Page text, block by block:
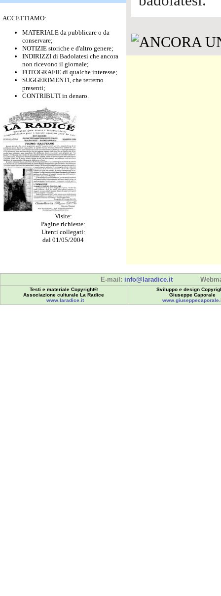
ACCETTIAMO:
MATERIALE da pubblicare o da
conservare;
NOTIZIE storiche e d'altro genere;
INDIRIZZI di Badolatesi che ancora
non ricevono il giornale;
FOTOGRAFIE di qualche interesse;
SUGGERIMENTI, che terremo
presenti;
CONTRIBUTI in denaro.
Visite:
Pagine richieste:
Utenti collegati:
dal 01/05/2004
E-mail: info@laradice.it
Testi e materiale Copyright©
Associazione culturale La Radice
www.laradice.it
Sviluppo e design
Giuseppe Caporale